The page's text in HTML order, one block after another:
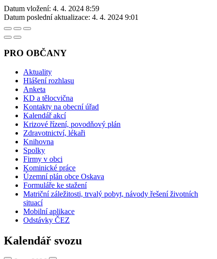
Datum vložení: 4. 4. 2024 8:59
Datum poslední aktualizace: 4. 4. 2024 9:01
PRO OBČANY
Aktuality
Hlášení rozhlasu
Anketa
KD a tělocvična
Kontakty na obecní úřad
Kalendář akcí
Krizové řízení, povodňový plán
Zdravotnictví, lékaři
Knihovna
Spolky
Firmy v obci
Kominické práce
Územní plán obce Oskava
Formuláře ke stažení
Matriční záležitosti, trvalý pobyt, návody řešení životních
situací
Mobilní aplikace
Odstávky ČEZ
Kalendář svozu